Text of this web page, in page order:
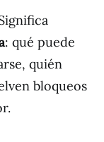
: qué puede
quién
bloqueos